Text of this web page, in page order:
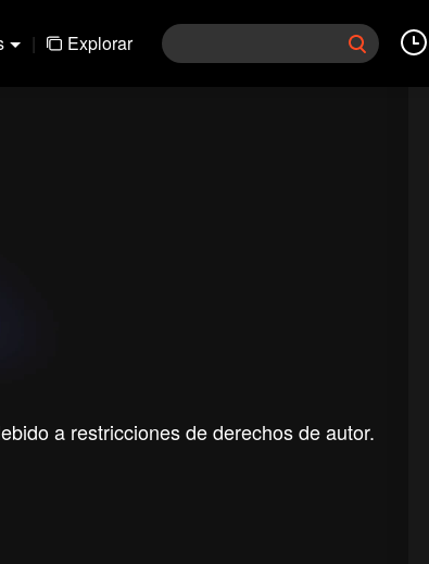
| Explorar
a restricciones de derechos de autor.